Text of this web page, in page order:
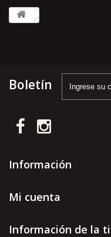
Boletín
Información
Mi cuenta
Información de la